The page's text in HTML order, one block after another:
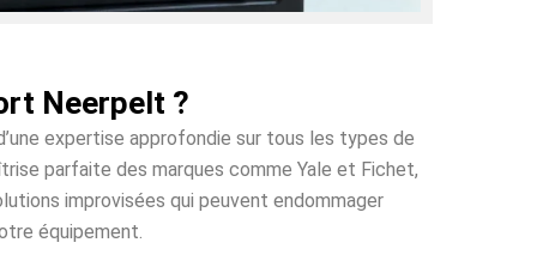
Neerpelt ?
expertise approfondie sur tous les types de
parfaite des marques comme Yale et Fichet,
improvisées qui peuvent endommager
équipement.